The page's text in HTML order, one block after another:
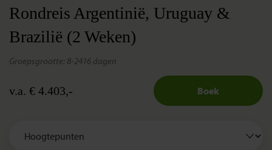
Rondreis Argentinië, Uruguay &
Brazilië (2 Weken)
Boek
v.a. € 4.403,-
groepsgrootte: 8-24 16 dagen